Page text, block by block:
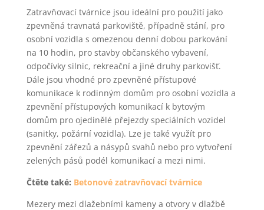
Zatravňovací tvárnice jsou ideální pro použití jako
zpevněná travnatá parkoviště, případně stání, pro
osobní vozidla s omezenou denní dobou parkování
na 10 hodin, pro stavby občanského vybavení,
odpočívky silnic, rekreační a jiné druhy parkovišť.
Dále jsou vhodné pro zpevněné přístupové
komunikace k rodinným domům pro osobní vozidla a
zpevnění přístupových komunikací k bytovým
domům pro ojedinělé přejezdy speciálních vozidel
(sanitky, požární vozidla). Lze je také využít pro
zpevnění zářezů a násypů svahů nebo pro vytvoření
zelených pásů podél komunikací a mezi nimi.
Čtěte také: Betonové zatravňovací tvárnice
Mezery mezi dlažebními kameny a otvory v dlažbě